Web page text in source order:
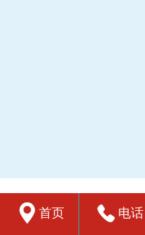
 首页  电话